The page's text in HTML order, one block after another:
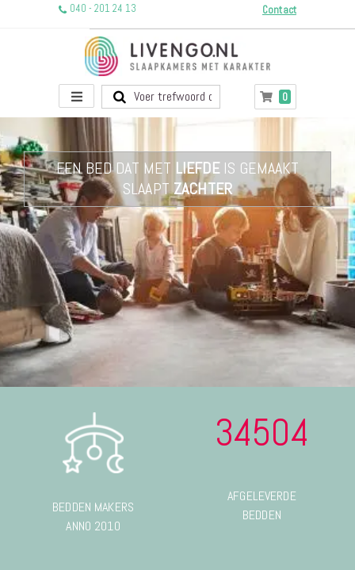
040 - 201 24 13 Contact
Toggle
Nav
Winkelwagen
0producten
EEN BED DAT MET LIEFDEIS GEMAAKT
SLAAPTZACHTER
BEDDEN MAKERS
ANNO 2010
34504
AFGELEVERDE
BEDDEN